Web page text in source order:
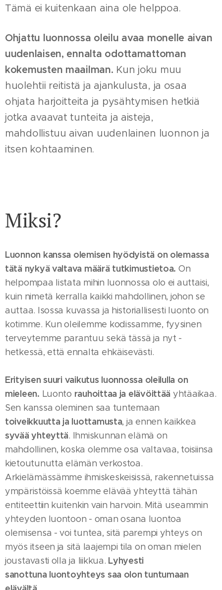
Tämä ei kuitenkaan aina ole helppoa.
Ohjattu luonnossa oleilu avaa monelle aivan
uudenlaisen, ennalta odottamattoman
kokemusten maailman. Kun joku muu
huolehtii reitistä ja ajankulusta, ja osaa
ohjata harjoitteita ja pysähtymisen hetkiä
jotka avaavat tunteita ja aisteja,
mahdollistuu aivan uudenlainen luonnon ja
itsen kohtaaminen.
Miksi?
Luonnon kanssa olemisen hyödyistä on olemassa
tätä nykyä valtava määrä tutkimustietoa. On
helpompaa listata mihin luonnossa olo ei auttaisi,
kuin nimetä kerralla kaikki mahdollinen, johon se
auttaa. Isossa kuvassa ja historiallisesti luonto on
kotimme. Kun oleilemme kodissamme, fyysinen
terveytemme parantuu sekä tässä ja nyt -
hetkessä, että ennalta ehkäisevästi.
Erityisen suuri vaikutus luonnossa oleilulla on
mieleen. Luonto rauhoittaa ja elävöittää yhtäaikaa.
Sen kanssa oleminen saa tuntemaan
toiveikkuutta ja luottamusta, ja ennen kaikkea
syvää yhteyttä. Ihmiskunnan elämä on
mahdollinen, koska olemme osa valtavaa, toisiinsa
kietoutunutta elämän verkostoa.
Arkielämässämme ihmiskeskeisissä, rakennetuissa
ympäristöissä koemme elävää yhteyttä tähän
entiteettiin kuitenkin vain harvoin. Mitä useammin
yhteyden luontoon - oman osana luontoa
olemisensa - voi tuntea, sitä parempi yhteys on
myös itseen ja sitä laajempi tila on oman mielen
joustavasti olla ja liikkua. Lyhyesti
sanottunaluontoyhteys saa olon tuntumaan